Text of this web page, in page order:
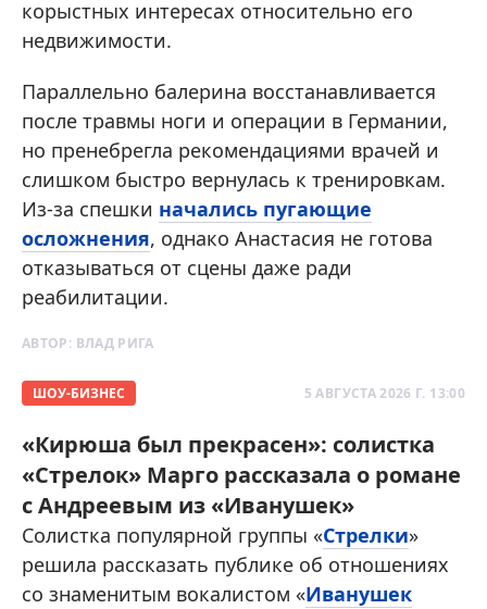
корыстных интересах относительно его
недвижимости.
Параллельно балерина восстанавливается
после травмы ноги и операции в Германии,
но пренебрегла рекомендациями врачей и
слишком быстро вернулась к тренировкам.
Из-за спешки начались пугающие
осложнения, однако Анастасия не готова
отказываться от сцены даже ради
реабилитации.
АВТОР: ВЛАД РИГА
ШОУ-БИЗНЕС 5 АВГУСТА 2026 Г. 13:00
«Кирюша был прекрасен»: солистка
«Стрелок» Марго рассказала о романе
с Андреевым из «Иванушек»
Солистка популярной группы «Стрелки»
решила рассказать публике об отношениях
со знаменитым вокалистом «Иванушек